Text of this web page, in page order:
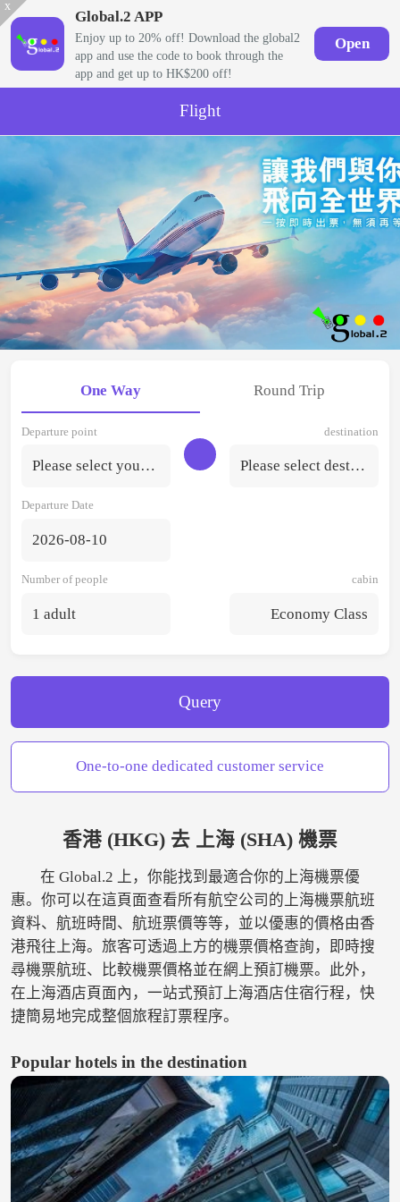
x
Global.2 APP
Enjoy up to 20% off! Download the global2
app and use the code to book through the
app and get up to HK$200 off!
Open
Flight
One Way Round Trip
Departure point
Please select your departure point.
destination
Please select destination
Departure Date
2026-08-10
Number of people
1 adult
cabin
Economy Class
Query
One-to-one dedicated customer service
香港 (HKG) 去 上海 (SHA) 機票
在 Global.2 上，你能找到最適合你的上海機票優
惠。你可以在這頁面查看所有航空公司的上海機票航班
資料、航班時間、航班票價等等，並以優惠的價格由香
港飛往上海。旅客可透過上方的機票價格查詢，即時搜
尋機票航班、比較機票價格並在網上預訂機票。此外，
在上海酒店頁面內，一站式預訂上海酒店住宿行程，快
捷簡易地完成整個旅程訂票程序。
Popular hotels in the destination